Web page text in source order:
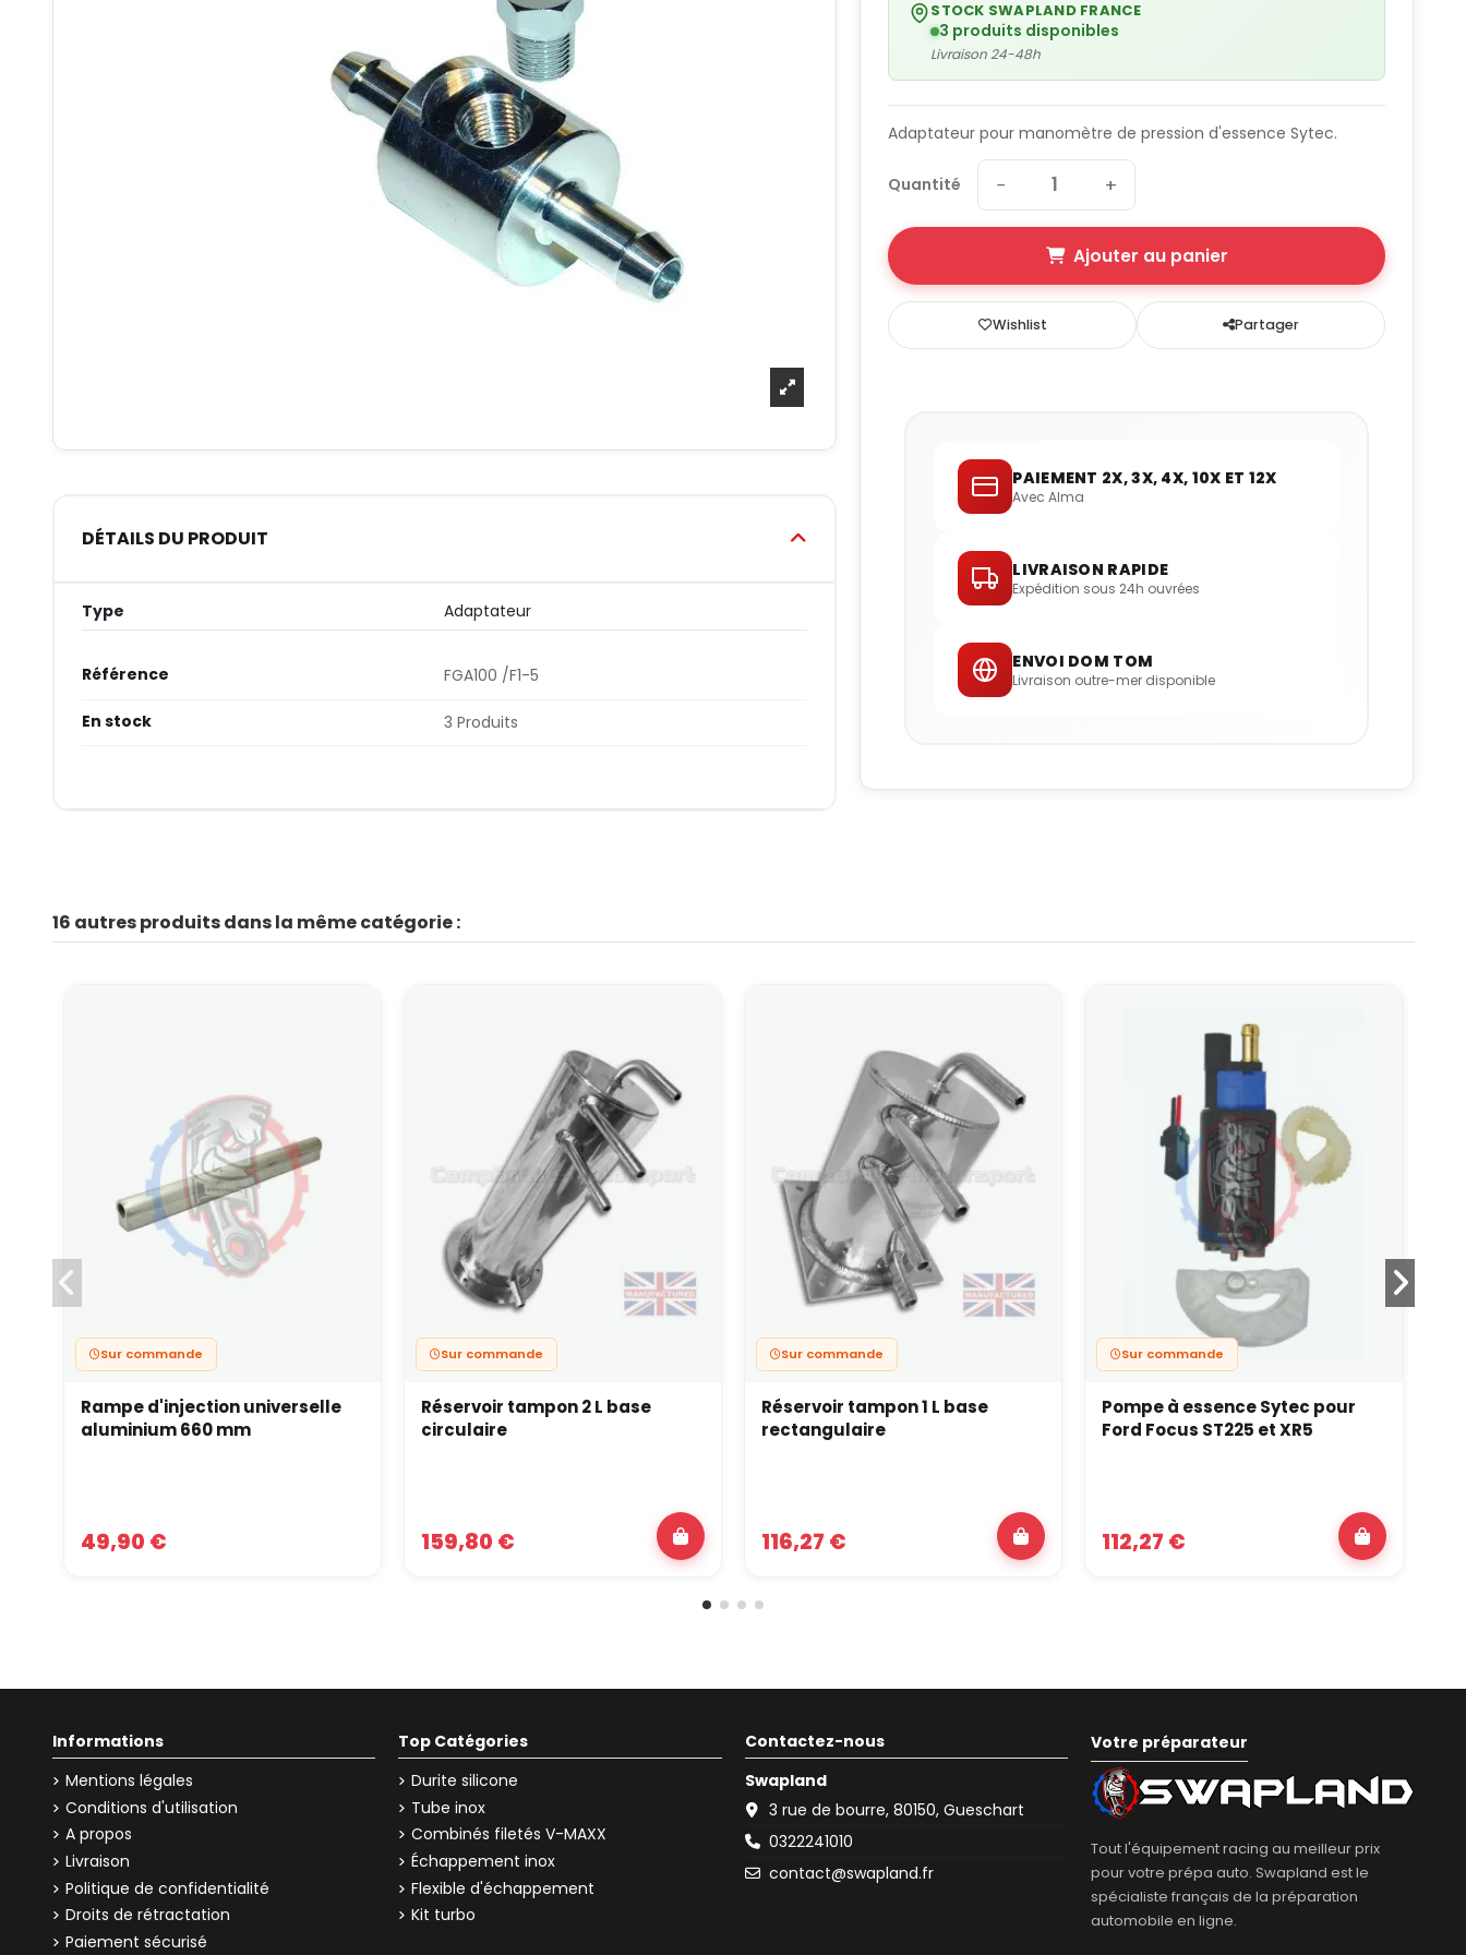
DÉTAILS DU PRODUIT
Type Adaptateur
Référence FGA100 /F1-5
En stock 3 Produits
STOCK SWAPLAND FRANCE
3 produits disponibles
Livraison 24-48h
Adaptateur pour manomètre de pression d'essence Sytec.
Quantité − +
Ajouter au panier
Wishlist Partager
PAIEMENT 2X, 3X, 4X, 10X ET 12X
Avec Alma
LIVRAISON RAPIDE
Expédition sous 24h ouvrées
ENVOI DOM TOM
Livraison outre-mer disponible
16 autres produits dans la même catégorie :
Sur commande
Rampe d'injection universelle
aluminium 660 mm
49,90 €
Sur commande
Réservoir tampon 2 L base
circulaire
159,80 €
Sur commande
Réservoir tampon 1 L base
rectangulaire
116,27 €
Sur commande
Pompe à essence Sytec pour
Ford Focus ST225 et XR5
112,27 €
Informations
Mentions légales
Conditions d'utilisation
A propos
Livraison
Politique de confidentialité
Droits de rétractation
Paiement sécurisé
Top Catégories
Durite silicone
Tube inox
Combinés filetés V-MAXX
Échappement inox
Flexible d'échappement
Kit turbo
Contactez-nous
Swapland
3 rue de bourre, 80150, Gueschart
0322241010
contact@swapland.fr
Votre préparateur
Tout l'équipement racing au meilleur prix
pour votre prépa auto. Swapland est le
spécialiste français de la préparation
automobile en ligne.